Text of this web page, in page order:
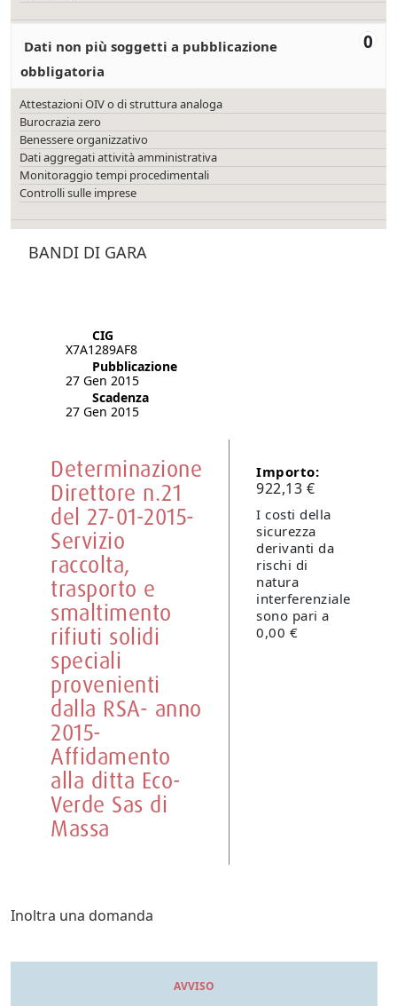
0
Dati non più soggetti a pubblicazione
obbligatoria
Attestazioni OIV o di struttura analoga
Burocrazia zero
Benessere organizzativo
Dati aggregati attività amministrativa
Monitoraggio tempi procedimentali
Controlli sulle imprese
BANDI DI GARA
CIG
X7A1289AF8
Pubblicazione
27 Gen 2015
Scadenza
27 Gen 2015
Determinazione
Direttore n.21
del 27-01-2015-
Servizio
raccolta,
trasporto e
smaltimento
rifiuti solidi
speciali
provenienti
dalla RSA- anno
2015-
Affidamento
alla ditta Eco-
Verde Sas di
Massa
Importo:
922,13 €
I costi della
sicurezza
derivanti da
rischi di
natura
interferenziale
sono pari a
0,00 €
Inoltra una domanda
AVVISO